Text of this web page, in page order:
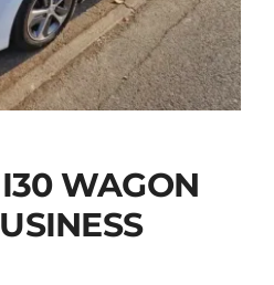
I30
1.6 CRDI
WAGON